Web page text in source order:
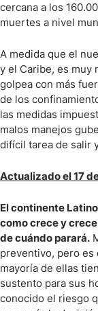
cercana a los
muertes a nivel
A medida que el
y el Caribe, es muy
golpea con más
de los
las medidas
malos manejos
difícil tarea de salir
Actualizado el 17
El continente
como crece y
de cuándo parará.
preventivo, pero es
mayoría de ellas
sustento para sus
conocido el riesgo